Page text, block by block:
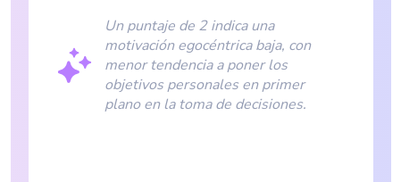
Un puntaje de 2 indica una
motivación egocéntrica baja, con
menor tendencia a poner los
objetivos personales en primer
plano en la toma de decisiones.